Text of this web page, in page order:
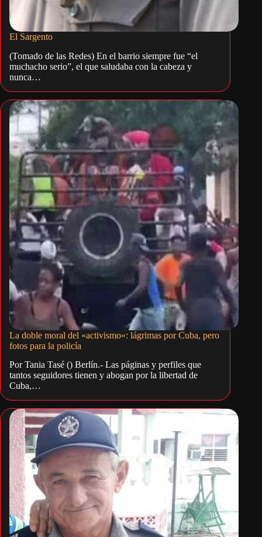
El Sargento
(Tomado de las Redes) En el barrio siempre fue “el
muchacho serio”, el que saludaba con la cabeza y
nunca…
La doble moral del «activismo»: lágrimas por Cuba, pero
fotos para la policía
Por Tania Tasé () Berlín.- Las páginas y perfiles que
tantos seguidores tienen y abogan por la libertad de
Cuba,…